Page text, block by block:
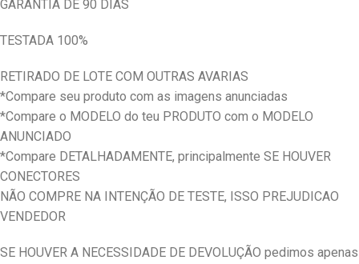
GARANTIA DE 90 DIAS
TESTADA 100%
RETIRADO DE LOTE COM OUTRAS AVARIAS
*Compare seu produto com as imagens anunciadas
*Compare o MODELO do teu PRODUTO com o MODELO
ANUNCIADO
*Compare DETALHADAMENTE, principalmente SE HOUVER
CONECTORES
NÃO COMPRE NA INTENÇÃO DE TESTE, ISSO PREJUDICAO
VENDEDOR
SE HOUVER A NECESSIDADE DE DEVOLUÇÃO pedimos apenas